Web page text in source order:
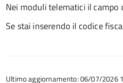
Nei moduli telematici il
Se stai inserendo il codice
Ultimo aggiornamento: 06/07/2026